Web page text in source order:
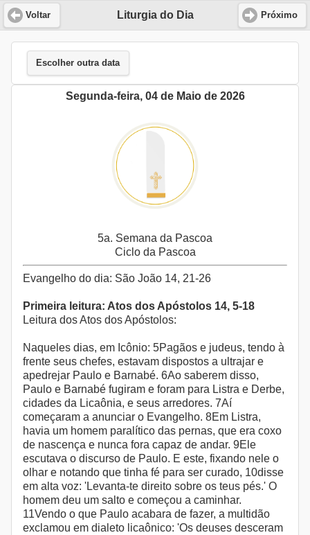
Liturgia do Dia
Voltar Próximo
Escolher outra data
Segunda-feira, 04 de Maio de 2026
5a. Semana da Pascoa
Ciclo da Pascoa
Evangelho do dia: São João 14, 21-26
Primeira leitura: Atos dos Apóstolos 14, 5-18
Leitura dos Atos dos Apóstolos:
Naqueles dias, em Icônio: 5Pagãos e judeus, tendo à
frente seus chefes, estavam dispostos a ultrajar e
apedrejar Paulo e Barnabé. 6Ao saberem disso,
Paulo e Barnabé fugiram e foram para Listra e Derbe,
cidades da Licaônia, e seus arredores. 7Aí
começaram a anunciar o Evangelho. 8Em Listra,
havia um homem paralítico das pernas, que era coxo
de nascença e nunca fora capaz de andar. 9Ele
escutava o discurso de Paulo. E este, fixando nele o
olhar e notando que tinha fé para ser curado, 10disse
em alta voz: 'Levanta-te direito sobre os teus pés.' O
homem deu um salto e começou a caminhar.
11Vendo o que Paulo acabara de fazer, a multidão
exclamou em dialeto licaônico: 'Os deuses desceram